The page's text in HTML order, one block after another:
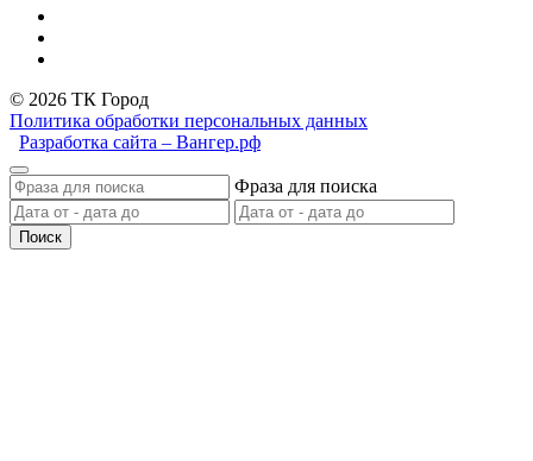
© 2026 ТК Город
Политика обработки персональных данных
Разработка сайта – Вангер.рф
Фраза для поиска
Поиск